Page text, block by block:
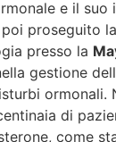
e il suo
proseguito
presso la
gestione
ormonali.
di
come